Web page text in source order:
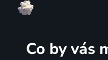
Co by vás